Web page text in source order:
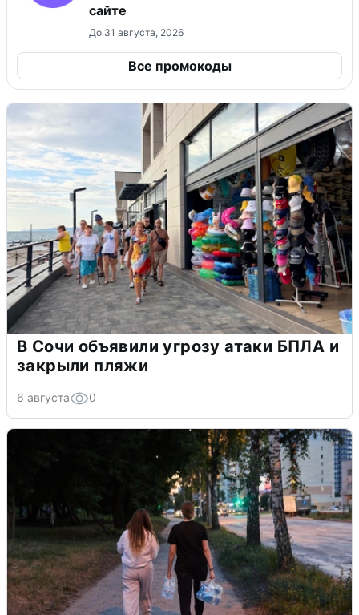
сайте
До 31 августа, 2026
Все промокоды
В Сочи объявили угрозу атаки БПЛА и
закрыли пляжи
6 августа 0